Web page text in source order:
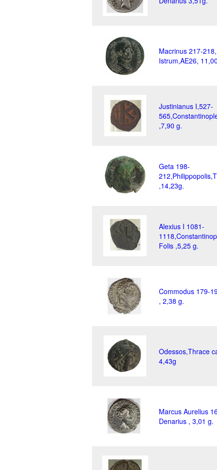
Macrinus 217-
Istrum,AE26,
Justinianus I,527-
,7,90 g.
Geta 198-
,14,23g.
Alexius I 1081-
Folis ,5,25 g.
Commodus 179-
, 2,38 g.
Odessos,Thrace
4,43g
Marcus Aurelius
Denarius , 3,01 g.